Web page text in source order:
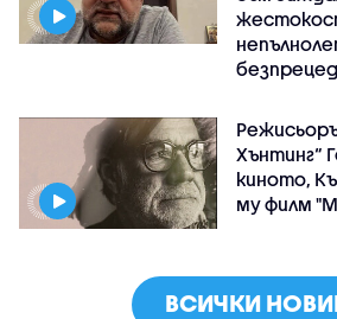
Хънтинг“
киното,
му филм
ВСИЧКИ